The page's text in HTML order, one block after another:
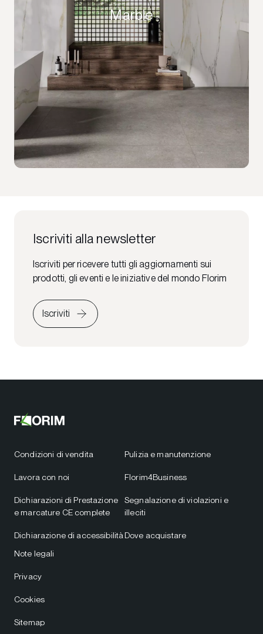
Marble
Iscriviti alla newsletter
Iscriviti per ricevere tutti gli aggiornamenti sui
prodotti, gli eventi e le iniziative del mondo Florim
Iscriviti
Condizioni di vendita
Lavora con noi
Dichiarazioni di Prestazione
e marcature CE complete
Dichiarazione di accessibilità
Pulizia e manutenzione
Florim4Business
Segnalazione di violazioni e
illeciti
Dove acquistare
Note legali
Privacy
Cookies
Sitemap